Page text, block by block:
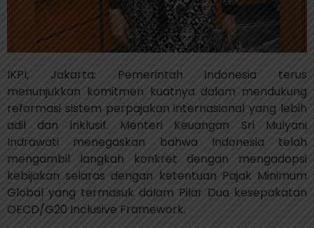
IKPI, Jakarta: Pemerintah Indonesia terus
menunjukkan komitmen kuatnya dalam mendukung
reformasi sistem perpajakan internasional yang lebih
adil dan inklusif. Menteri Keuangan Sri Mulyani
Indrawati menegaskan bahwa Indonesia telah
mengambil langkah konkret dengan mengadopsi
kebijakan selaras dengan ketentuan Pajak Minimum
Global yang termasuk dalam Pilar Dua kesepakatan
OECD/G20 Inclusive Framework.